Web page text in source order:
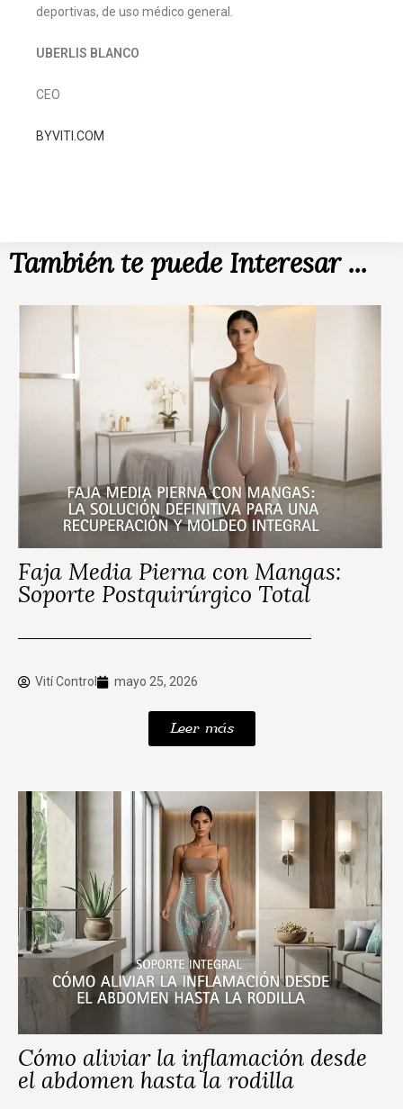
deportivas, de uso médico general.
UBERLIS BLANCO
CEO
BYVITI.COM
También te puede Interesar ...
Faja Media Pierna con Mangas:
Soporte Postquirúrgico Total
Vití Control mayo 25, 2026
Leer más
Cómo aliviar la inflamación desde
el abdomen hasta la rodilla